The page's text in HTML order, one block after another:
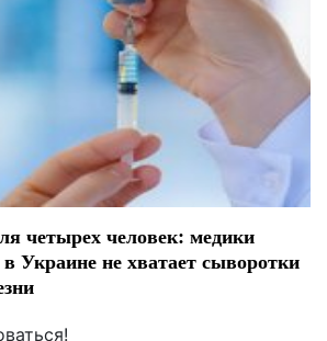
четырех человек: медики
Украине не хватает сыворотки